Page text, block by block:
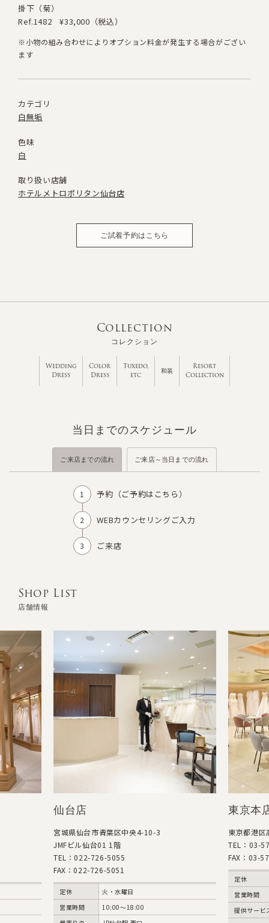
掛下（菊）
Ref.1482
¥33,000（税込）
※小物の組み合わせによりオプション料金が発生する場合がござい
ます
カテゴリ
白無垢
色味
白
取り扱い店舗
ホテルメトロポリタン仙台店
ご試着予約はこちら
Collection
コレクション
Wedding
Dress
Color
Dress
Tuxedo,
etc
和装
Resort
Collection
当日までのスケジュール
ご来店までの流れ ご来店～当日までの流れ
予約（ご予約はこちら）
WEBカウンセリングご入力
ご来店
Shop List
店舗情報
仙台店
宮城県仙台市青葉区中央4-10-3
JMFビル仙台01 1階
TEL：022-726-5055
FAX：022-726-5051
定休
火・水曜日
営業時間
10:00～18:00
東京本
東京都港
TEL：03-
FAX：03-
定休
営業時間
提供サービ